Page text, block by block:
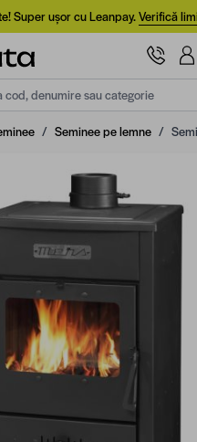
Super ușor cu Leanpay.Verifică
cod, denumire sau categorie
/ Seminee pe lemne /